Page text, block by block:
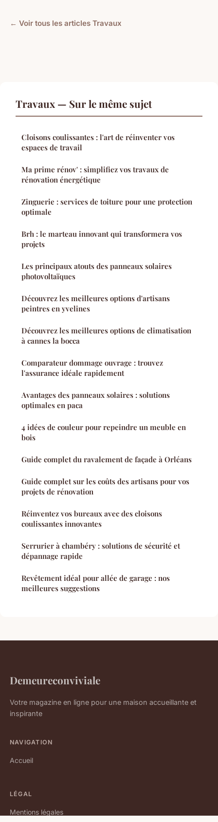
← Voir tous les articles Travaux
Travaux — Sur le même sujet
Cloisons coulissantes : l'art de réinventer vos
espaces de travail
Ma prime rénov' : simplifiez vos travaux de
rénovation énergétique
Zinguerie : services de toiture pour une protection
optimale
Brh : le marteau innovant qui transformera vos
projets
Les principaux atouts des panneaux solaires
photovoltaïques
Découvrez les meilleures options d'artisans
peintres en yvelines
Découvrez les meilleures options de climatisation
à cannes la bocca
Comparateur dommage ouvrage : trouvez
l'assurance idéale rapidement
Avantages des panneaux solaires : solutions
optimales en paca
4 idées de couleur pour repeindre un meuble en
bois
Guide complet du ravalement de façade à Orléans
Guide complet sur les coûts des artisans pour vos
projets de rénovation
Réinventez vos bureaux avec des cloisons
coulissantes innovantes
Serrurier à chambéry : solutions de sécurité et
dépannage rapide
Revêtement idéal pour allée de garage : nos
meilleures suggestions
Demeureconviviale
Votre magazine en ligne pour une maison accueillante et
inspirante
NAVIGATION
Accueil
LÉGAL
Mentions légales